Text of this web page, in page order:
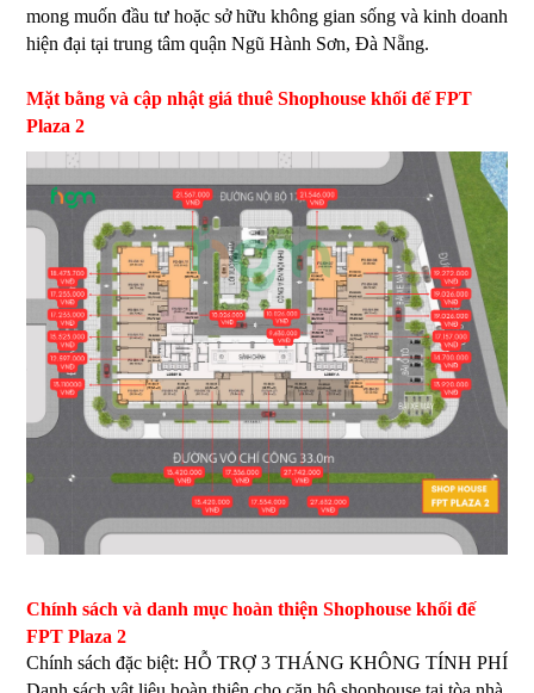
mong muốn đầu tư hoặc sở hữu không gian sống và kinh doanh
hiện đại tại trung tâm quận Ngũ Hành Sơn, Đà Nẵng.
Mặt bằng và cập nhật giá thuê Shophouse khối đế FPT
Plaza 2
Chính sách và danh mục hoàn thiện Shophouse khối đế
FPT Plaza 2
Chính sách đặc biệt: HỖ TRỢ 3 THÁNG KHÔNG TÍNH PHÍ